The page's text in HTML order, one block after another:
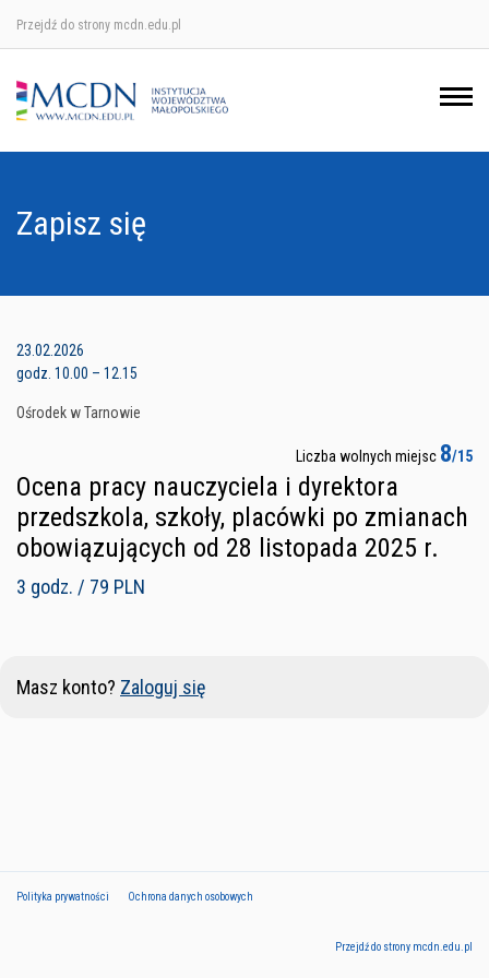
Przejdź do strony mcdn.edu.pl
Zapisz się
23.02.2026
godz. 10.00 – 12.15
Ośrodek w Tarnowie
Liczba wolnych miejsc 8/15
Ocena pracy nauczyciela i dyrektora
przedszkola, szkoły, placówki po zmianach
obowiązujących od 28 listopada 2025 r.
3 godz. / 79 PLN
Masz konto? Zaloguj się
Polityka prywatności Ochrona danych osobowych
Przejdź do strony mcdn.edu.pl
Ośrodek w Krakowie
Ośrodek w Nowym Sączu
Ośrodek w Tarnowie